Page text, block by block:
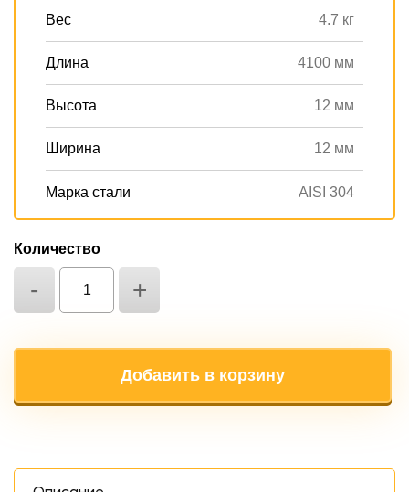
Вес 4.7 кг
Длина 4100 мм
Высота 12 мм
Ширина 12 мм
Марка стали AISI 304
Количество
- +
Добавить в корзину